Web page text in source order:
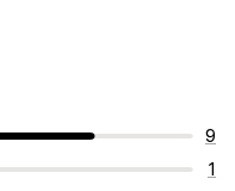
9
1